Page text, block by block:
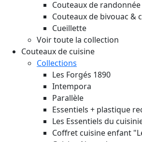
Couteaux de randonnée
Couteaux de bivouac &
Cueillette
Voir toute la collection
Couteaux de cuisine
Collections
Les Forgés 1890
Intempora
Parallèle
Essentiels + plastique
Les Essentiels du
Coffret cuisine enfant